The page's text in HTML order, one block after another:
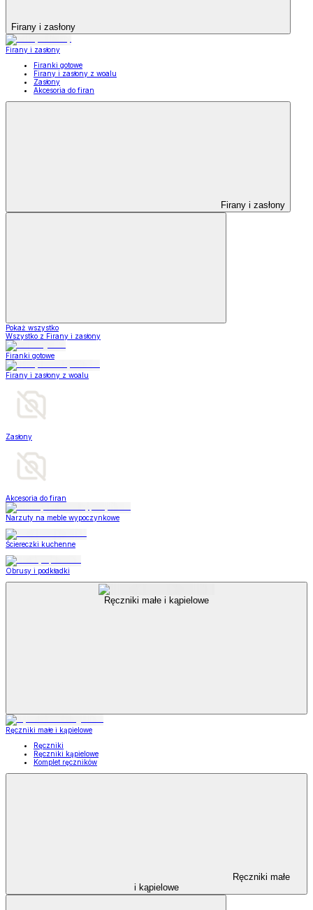
Firany i zasłony
Firany i zasłony
Firanki gotowe
Firany i zasłony z woalu
Zasłony
Akcesoria do firan
Firany i zasłony
Pokaż wszystko
Wszystko z Firany i zasłony
Firanki gotowe
Firany i zasłony z woalu
Zasłony
Akcesoria do firan
Narzuty na meble wypoczynkowe
Ściereczki kuchenne
Obrusy i podkładki
Ręczniki małe i kąpielowe
Ręczniki małe i kąpielowe
Ręczniki
Ręczniki kąpielowe
Komplet ręczników
Ręczniki małe
i kąpielowe